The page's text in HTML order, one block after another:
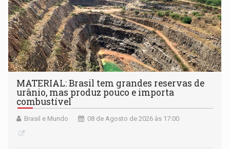
MATERIAL: Brasil tem grandes reservas de
urânio, mas produz pouco e importa
combustível
Brasil e Mundo 08 de Agosto de 2026 às 17:00